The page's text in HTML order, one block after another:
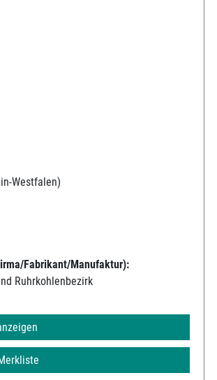
Westfalen)
Fabrikant/Manufaktur):
Ruhrkohlenbezirk